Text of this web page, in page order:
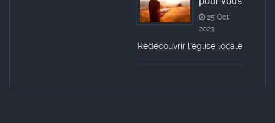
25 Oct
2023
Redécouvrir l'église locale